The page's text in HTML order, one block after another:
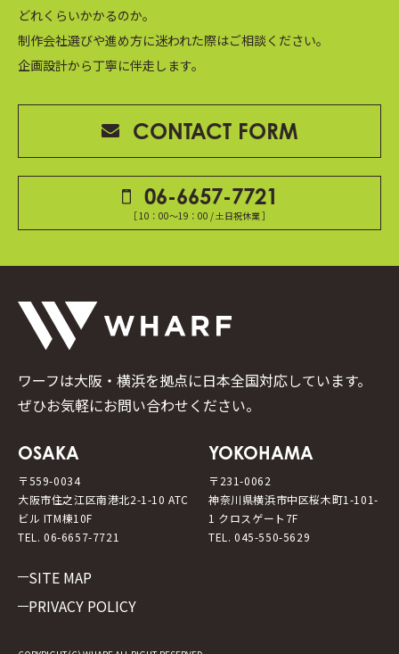
どれくらいかかるのか。
制作会社選びや進め方に迷われた際はご相談ください。
企画設計から丁寧に伴走します。
CONTACT FORM
06-6657-7721
［ 10：00～19：00 / 土日祝休業 ］
ワーフは大阪・横浜を拠点に日本全国対応しています。
ぜひお気軽にお問い合わせください。
OSAKA
〒559-0034
大阪市住之江区南港北2-1-10 ATC
ビル ITM棟10F
TEL. 06-6657-7721
YOKOHAMA
〒231-0062
神奈川県横浜市中区桜木町1-101-
1 クロスゲート7F
TEL. 045-550-5629
SITE MAP
PRIVACY POLICY